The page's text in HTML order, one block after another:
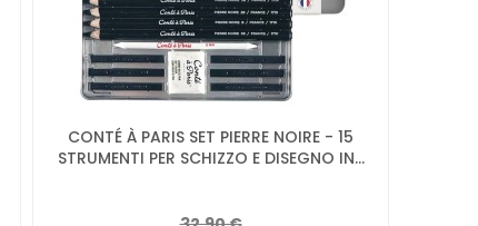
CONTÉ À PARIS SET PIERRE NOIRE - 15
STRUMENTI PER SCHIZZO E DISEGNO IN...